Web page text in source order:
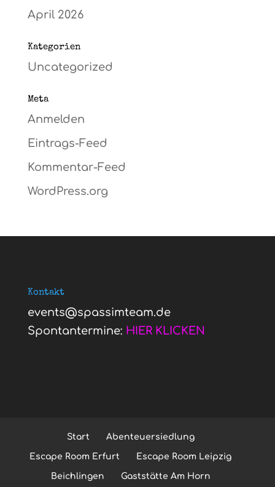
April 2026
Kategorien
Uncategorized
Meta
Anmelden
Eintrags-Feed
Kommentar-Feed
WordPress.org
Kontakt
events@spassimteam.de
Spontantermine: HIER KLICKEN
Start Abenteuersiedlung
Escape Room Erfurt Escape Room Leipzig
Beichlingen Gaststätte Am Horn